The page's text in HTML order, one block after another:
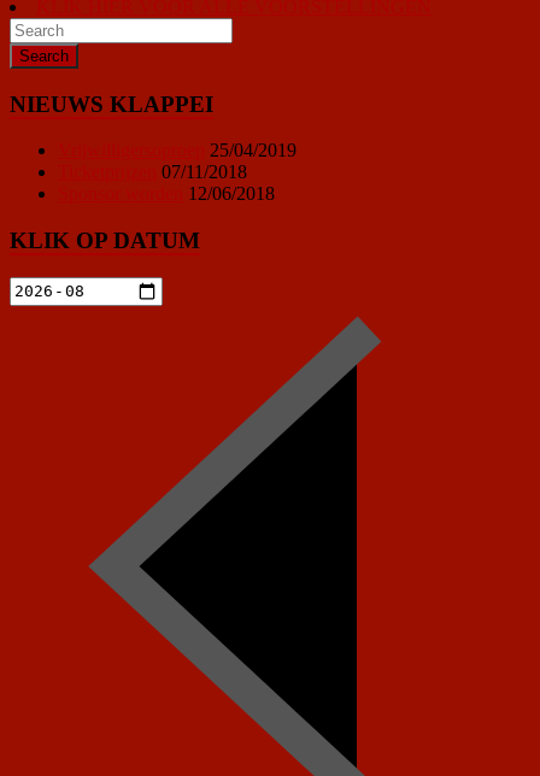
NIEUWS KLAPPEI
25/04/2019
07/11/2018
12/06/2018
KLIK OP DATUM